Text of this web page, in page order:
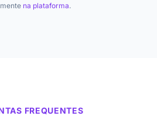
na plataforma.
FREQUENTES